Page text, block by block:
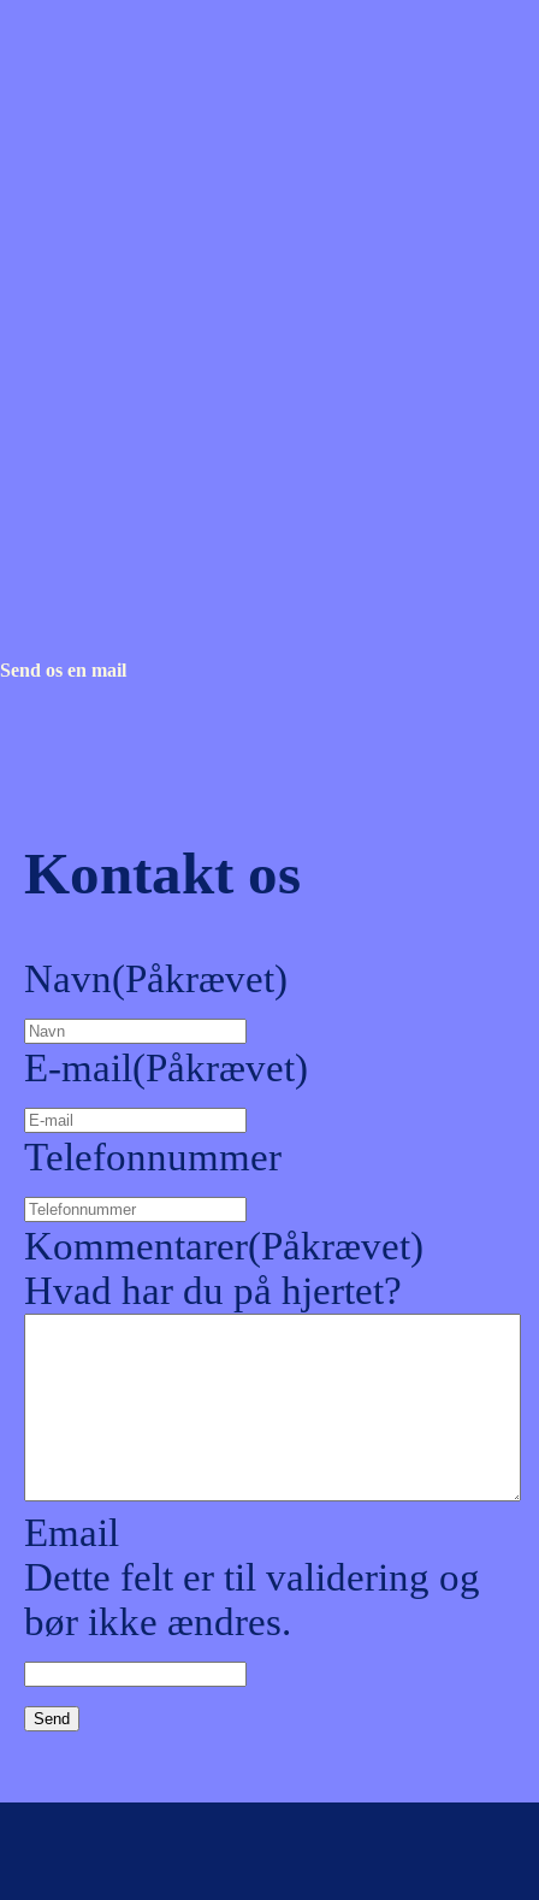
Send os en mail
Kontakt os
Navn(Påkrævet)
E-mail(Påkrævet)
Telefonnummer
Kommentarer(Påkrævet)
Hvad har du på hjertet?
Email
Dette felt er til validering og
bør ikke ændres.